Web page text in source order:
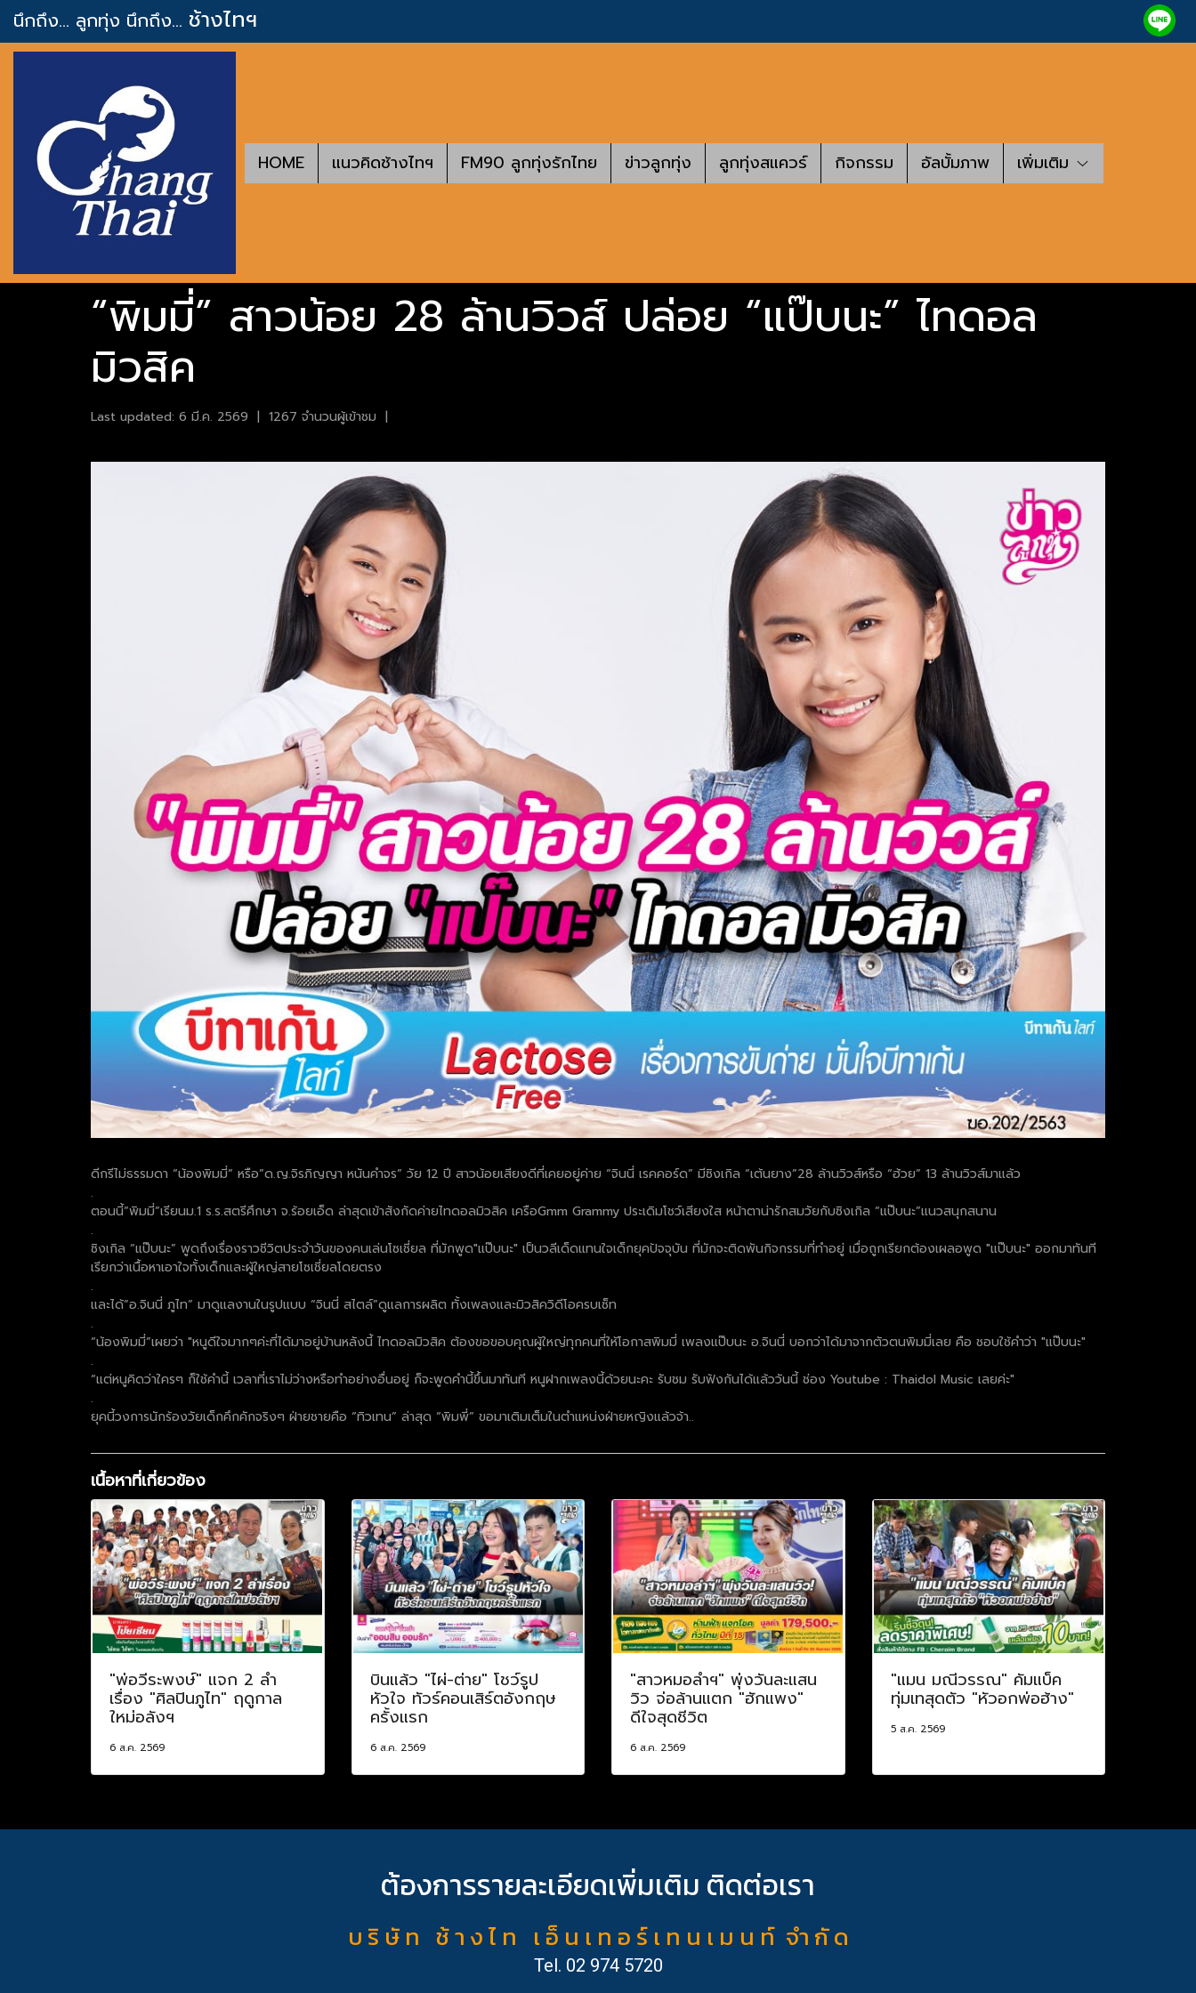
นึกถึง... ลูกทุ่ง นึกถึง... ช้างไทฯ
HOME แนวคิดช้างไทฯ FM90 ลูกทุ่งรักไทย ข่าวลูกทุ่ง ลูกทุ่งสแควร์ กิจกรรม อัลบั้มภาพ เพิ่มเติม
“พิมมี่” สาวน้อย 28 ล้านวิวส์ ปล่อย “แป๊บนะ” ไทดอล
มิวสิค
Last updated: 6 มี.ค. 2569 | 1267 จำนวนผู้เข้าชม |
ดีกรีไม่ธรรมดา “น้องพิมมี่” หรือ”ด.ญ.จิรภิญญา หนันคำจร” วัย 12 ปี สาวน้อยเสียงดีที่เคยอยู่ค่าย “จินนี่ เรคคอร์ด” มีซิงเกิล “เต้นยาง”28 ล้านวิวส์หรือ “ฮ้วย” 13 ล้านวิวส์มาแล้ว
.
ตอนนี้”พิมมี่”เรียนม.1 ร.ร.สตรีศึกษา จ.ร้อยเอ็ด ล่าสุดเข้าสังกัดค่ายไทดอลมิวสิค เครือGmm Grammy ประเดิมโชว์เสียงใส หน้าตาน่ารักสมวัยกับซิงเกิล “แป๊บนะ”แนวสนุกสนาน
.
ซิงเกิล “แป๊บนะ” พูดถึงเรื่องราวชีวิตประจำวันของคนเล่นโซเชี่ยล ที่มักพูด"แป๊บนะ" เป็นวลีเด็ดแทนใจเด็กยุคปัจจุบัน ที่มักจะติดพันกิจกรรมที่ทำอยู่ เมื่อถูกเรียกต้องเผลอพูด "แป๊บนะ" ออกมาทันที
เรียกว่าเนื้อหาเอาใจทั้งเด็กและผู้ใหญ่สายโซเชี่ยลโดยตรง
.
และได้”อ.จินนี่ ภูไท” มาดูแลงานในรูปแบบ “จินนี่ สไตล์”ดูแลการผลิต ทั้งเพลงและมิวสิควิดีโอครบเซ็ท
.
“น้องพิมมี่”เผยว่า "หนูดีใจมากๆค่ะที่ได้มาอยู่บ้านหลังนี้ ไทดอลมิวสิค ต้องขอขอบคุณผู้ใหญ่ทุกคนที่ให้โอกาสพิมมี่ เพลงแป๊บนะ อ.จินนี่ บอกว่าได้มาจากตัวตนพิมมี่เลย คือ ชอบใช้คำว่า "แป๊บนะ"
.
“แต่หนูคิดว่าใครๆ ก็ใช้คำนี้ เวลาที่เราไม่ว่างหรือทำอย่างอื่นอยู่ ก็จะพูดคำนี้ขึ้นมาทันที หนูฝากเพลงนี้ด้วยนะคะ รับชม รับฟังกันได้แล้ววันนี้ ช่อง Youtube : Thaidol Music เลยค่ะ"
.
ยุคนี้วงการนักร้องวัยเด็กคึกคักจริงๆ ฝ่ายชายคือ “ทิวเทน” ล่าสุด “พิมพี่” ขอมาเติมเต็มในตำแหน่งฝ่ายหญิงแล้วจ้า..
เนื้อหาที่เกี่ยวข้อง
"พ่อวีระพงษ์" แจก 2 ลำ
เรื่อง "ศิลปินภูไท" ฤดูกาล
ใหม่อลังฯ
6 ส.ค. 2569
บินแล้ว "ไผ่-ต่าย" โชว์รูป
หัวใจ ทัวร์คอนเสิร์ตอังกฤษ
ครั้งแรก
6 ส.ค. 2569
"สาวหมอลำฯ" พุ่งวันละแสน
วิว จ่อล้านแตก "ฮักแพง"
ดีใจสุดชีวิต
6 ส.ค. 2569
"แมน มณีวรรณ" คัมแบ็ค
ทุ่มเทสุดตัว "หัวอกพ่อฮ้าง"
5 ส.ค. 2569
ต้องการรายละเอียดเพิ่มเติม ติดต่อเรา
บ ริ ษั ท ช้ า ง ไ ท เ อ็ น เ ท อ ร์ เ ท น เ ม น ท์ จำ กั ด
Tel. 02 974 5720